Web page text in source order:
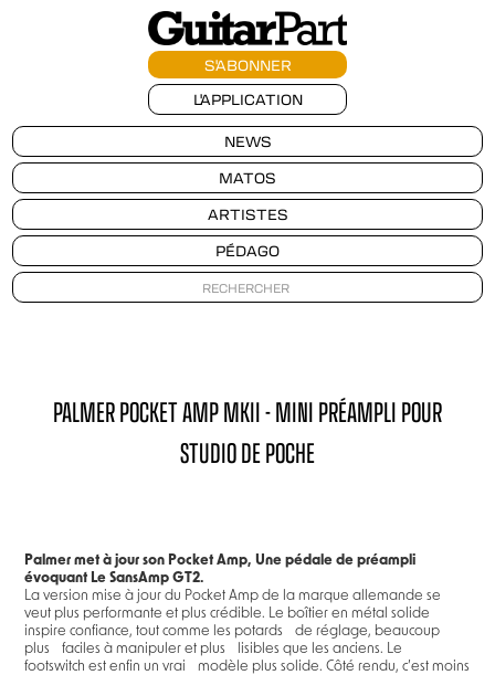
S'ABONNER
L'APPLICATION
NEWS
MATOS
ARTISTES
PÉDAGO
PALMER POCKET AMP MKII - MINI PRÉAMPLI POUR
STUDIO DE POCHE
Palmer met à jour son Pocket Amp, Une pédale de préampli
évoquant Le SansAmp GT2.
La version mise à jour du Pocket Amp de la marque allemande se
veut plus performante et plus crédible. Le boîtier en métal solide
inspire confiance, tout comme les potards de réglage, beaucoup
plus faciles à manipuler et plus lisibles que les anciens. Le
footswitch est enfin un vrai modèle plus solide. Côté rendu, c’est moins